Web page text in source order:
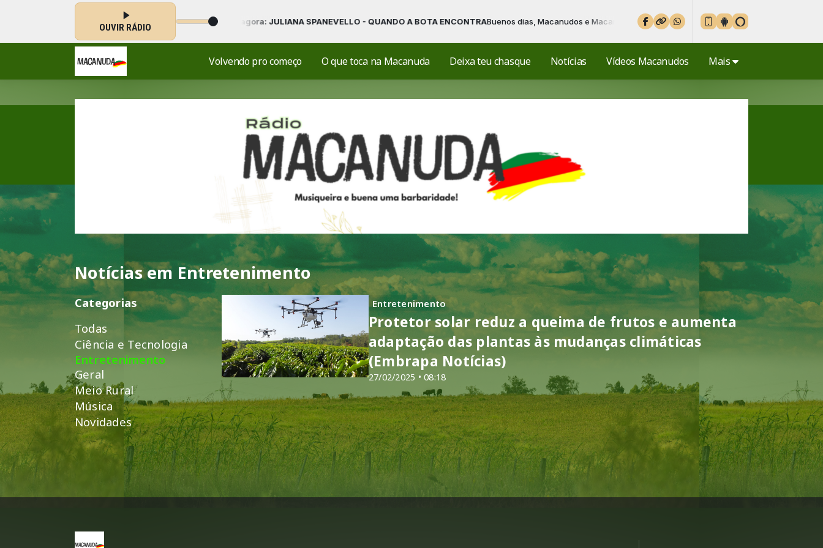
OUVIR RÁDIO
e Macanudas! das 05:00 às 07:00 - Tocando agora: JULIANA SPANEVELLO - QUANDO A BOTA ENCONTRABuenos dias, Macanudos e Macanudas! das 05:00 às 07:00 - Tocando agora: JULIANA
Volvendo pro começo O que toca na Macanuda Deixa teu chasque Notícias Vídeos Macanudos Mais
Notícias em Entretenimento
Categorias
Todas
Ciência e Tecnologia
Entretenimento
Geral
Meio Rural
Música
Novidades
Entretenimento
27/02/2025 • 08:18
Protetor solar reduz a queima de frutos e aumenta
adaptação das plantas às mudanças climáticas
(Embrapa Notícias)